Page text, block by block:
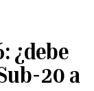
¿debe
20 a